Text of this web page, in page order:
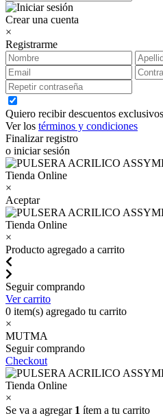
Crear una cuenta
×
Registrarme
Quiero recibir descuentos
Ver los términos y condiciones
Finalizar registro
o iniciar sesión
×
Aceptar
×
Producto agregado a carrito
Seguir comprando
Ver carrito
0 item(s) agregado tu carrito
×
MUTMA
Seguir comprando
Checkout
×
Se va a agregar 1 ítem a tu carrito